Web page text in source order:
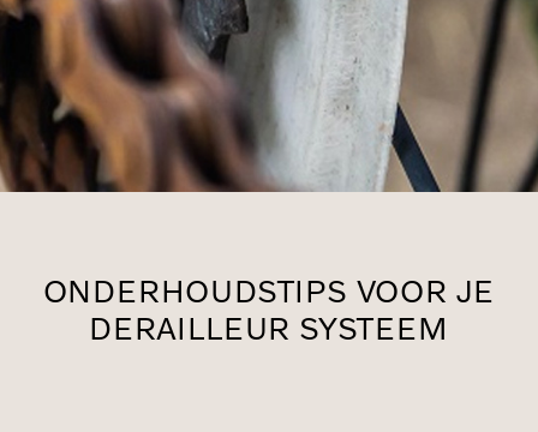
ONDERHOUDSTIPS VOOR JE
DERAILLEUR SYSTEEM